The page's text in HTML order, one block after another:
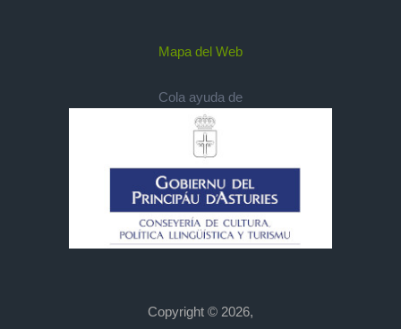
Mapa del Web
Cola ayuda de
Copyright © 2026,